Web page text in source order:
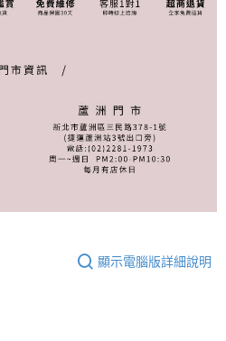
顯示電腦版詳細說明